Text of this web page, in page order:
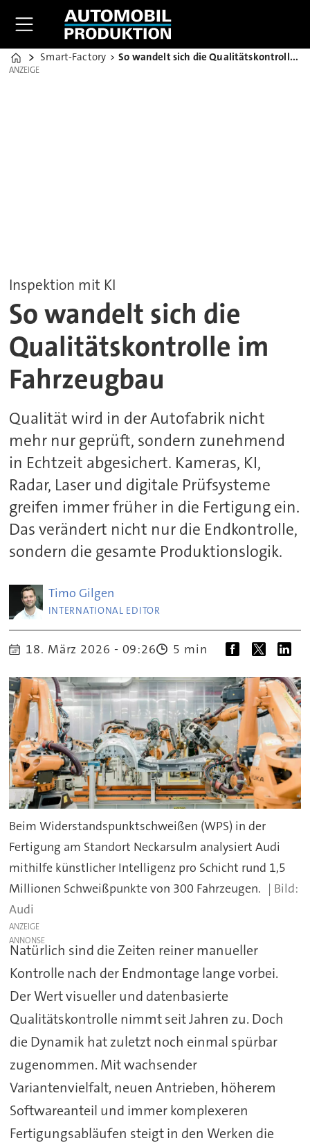
Home
Smart-Factory So wandelt sich die Qualitätskontrolle im Fahrzeugbau
ANZEIGE
ANZEIGE
Inspektion mit KI
So wandelt sich die
Qualitätskontrolle im
Fahrzeugbau
Qualität wird in der Autofabrik nicht
mehr nur geprüft, sondern zunehmend
in Echtzeit abgesichert. Kameras, KI,
Radar, Laser und digitale Prüfsysteme
greifen immer früher in die Fertigung ein.
Das verändert nicht nur die Endkontrolle,
sondern die gesamte Produktionslogik.
Timo Gilgen
INTERNATIONAL EDITOR
18. März 2026 - 09:26 5 min
Beim Widerstandspunktschweißen (WPS) in der
Fertigung am Standort Neckarsulm analysiert Audi
mithilfe künstlicher Intelligenz pro Schicht rund 1,5
Millionen Schweißpunkte von 300 Fahrzeugen.
Audi
ANZEIGE
Natürlich sind die Zeiten reiner manueller
Kontrolle nach der Endmontage lange vorbei.
Der Wert visueller und datenbasierte
Qualitätskontrolle nimmt seit Jahren zu. Doch
die Dynamik hat zuletzt noch einmal spürbar
zugenommen. Mit wachsender
Variantenvielfalt, neuen Antrieben, höherem
Softwareanteil und immer komplexeren
Fertigungsabläufen steigt in den Werken die